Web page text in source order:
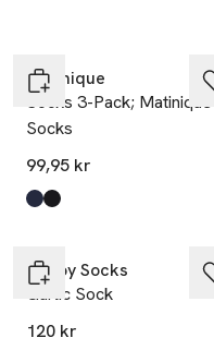
Matinique
Socks 3-Pack; Matinique
Socks
99,95 kr
Produkten finns i färgerna:
Dark Navy
Black
Happy Socks
Garlic Sock
120 kr